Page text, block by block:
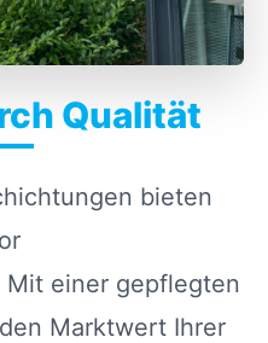
Qualität
bieten
einer gepflegten
Marktwert Ihrer